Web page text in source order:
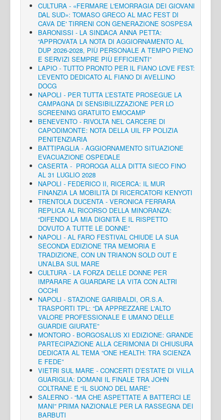
CULTURA - «FERMARE L'EMORRAGIA DEI GIOVANI
DAL SUD»: TOMASO GRECO AL MAC FEST DI
CAVA DE' TIRRENI CON GENERAZIONE SOSPESA
BARONISSI - LA SINDACA ANNA PETTA:
“APPROVATA LA NOTA DI AGGIORNAMENTO AL
DUP 2026-2028, PIÙ PERSONALE A TEMPO PIENO
E SERVIZI SEMPRE PIÙ EFFICIENTI”
LAPIO - TUTTO PRONTO PER IL FIANO LOVE FEST:
L’EVENTO DEDICATO AL FIANO DI AVELLINO
DOCG
NAPOLI - PER TUTTA L’ESTATE PROSEGUE LA
CAMPAGNA DI SENSIBILIZZAZIONE PER LO
SCREENING GRATUITO EMOCAMP
BENEVENTO - RIVOLTA NEL CARCERE DI
CAPODIMONTE: NOTA DELLA UIL FP POLIZIA
PENITENZIARIA
BATTIPAGLIA - AGGIORNAMENTO SITUAZIONE
EVACUAZIONE OSPEDALE
CASERTA - PROROGA ALLA DITTA SIECO FINO
AL 31 LUGLIO 2028
NAPOLI - FEDERICO II, RICERCA: IL MUR
FINANZIA LA MOBILITÀ DI RICERCATORI KENYOTI
TRENTOLA DUCENTA - VERONICA FERRARA
REPLICA AL RICORSO DELLA MINORANZA:
“DIFENDO LA MIA DIGNITÀ E IL RISPETTO
DOVUTO A TUTTE LE DONNE”
NAPOLI - AL FARO FESTIVAL CHIUDE LA SUA
SECONDA EDIZIONE TRA MEMORIA E
TRADIZIONE, CON UN TRIANON SOLD OUT E
UN’ALBA SUL MARE
CULTURA - LA FORZA DELLE DONNE PER
IMPARARE A GUARDARE LA VITA CON ALTRI
OCCHI
NAPOLI - STAZIONE GARIBALDI, OR.S.A.
TRASPORTI TPL: “DA APPREZZARE L'ALTO
VALORE PROFESSIONALE E UMANO DELLE
GUARDIE GIURATE”
MONTORO - BORGOSALUS XI EDIZIONE: GRANDE
PARTECIPAZIONE ALLA CERIMONIA DI CHIUSURA
DEDICATA AL TEMA “ONE HEALTH: TRA SCIENZA
E FEDE”
VIETRI SUL MARE - CONCERTI D’ESTATE DI VILLA
GUARIGLIA: DOMANI IL FINALE TRA JOHN
COLTRANE E “IL SUONO DEL MARE”
SALERNO - “MA CHE ASPETTATE A BATTERCI LE
MANI” PRIMA NAZIONALE PER LA RASSEGNA DEI
BARBUTI